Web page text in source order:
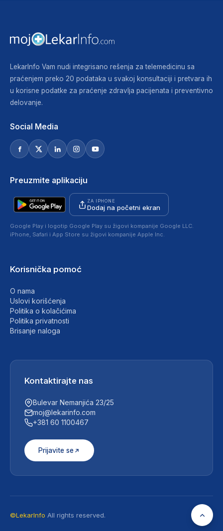
LekarInfo Vam nudi integrisano rešenja za telemedicinu sa
praćenjem preko 20 podataka u svakoj konsultaciji i pretvara ih
u korisne podatke za praćenje zdravlja pacijenata i preventivno
delovanje.
Social Media
Preuzmite aplikaciju
ZA IPHONE
Dodaj na početni ekran
Google Play i logotip Google Play su žigovi kompanije Google LLC.
iPhone, Safari i App Store su žigovi kompanije Apple Inc.
Korisnička pomoć
O nama
Uslovi korišćenja
Politika o kolačićima
Politika privatnosti
Brisanje naloga
Kontaktirajte nas
Bulevar Nemanjića 23/25
moj@lekarinfo.com
+381 60 1100467
Prijavite se
©LekarInfo All rights reserved.